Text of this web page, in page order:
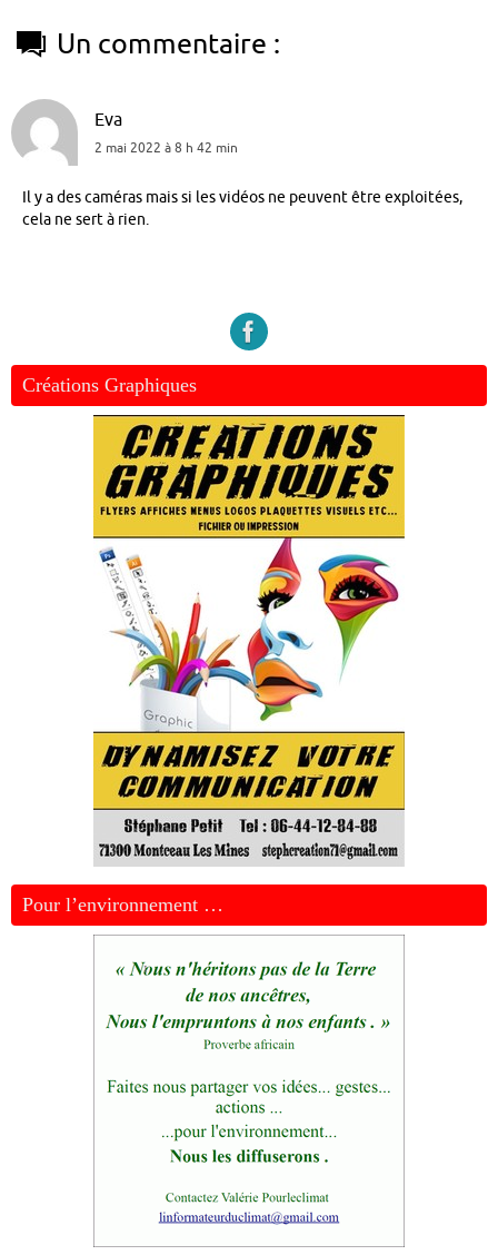
Un commentaire :
Eva
2 mai 2022 à 8 h 42 min
Il y a des caméras mais si les vidéos ne peuvent être exploitées,
cela ne sert à rien.
Créations Graphiques
Pour l’environnement …